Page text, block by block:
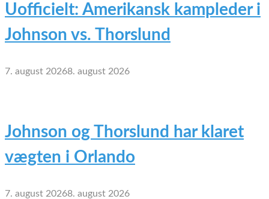
Uofficielt: Amerikansk kampleder i
Johnson vs. Thorslund
7. august 20268. august 2026
Johnson og Thorslund har klaret
vægten i Orlando
7. august 20268. august 2026